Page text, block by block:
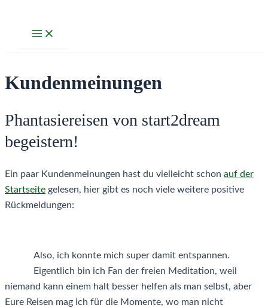
Main
Kundenmeinungen
Phantasiereisen von start2dream
begeistern!
Ein paar Kundenmeinungen hast du vielleicht schon auf der
Startseite gelesen, hier gibt es noch viele weitere positive
Rückmeldungen:
Also, ich konnte mich super damit entspannen.
Eigentlich bin ich Fan der freien Meditation, weil
niemand kann einem halt besser helfen als man selbst, aber
Eure Reisen mag ich für die Momente, wo man nicht